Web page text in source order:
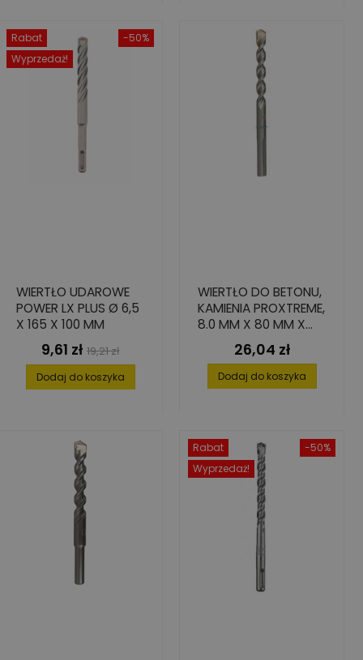
-50%
Rabat
Wyprzedaż!
WIERTŁO UDAROWE
POWER LX PLUS Ø 6,5
X 165 X 100 MM
Cena
9,61 zł Cena
podstawowa
19,21 zł
Dodaj do koszyka
WIERTŁO DO BETONU,
KAMIENIA PROXTREME,
8.0 MM X 80 MM X
145 MMCena
26,04 zł
Dodaj do koszyka
-50%
Rabat
Wyprzedaż!